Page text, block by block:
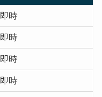
即時
即時
即時
即時